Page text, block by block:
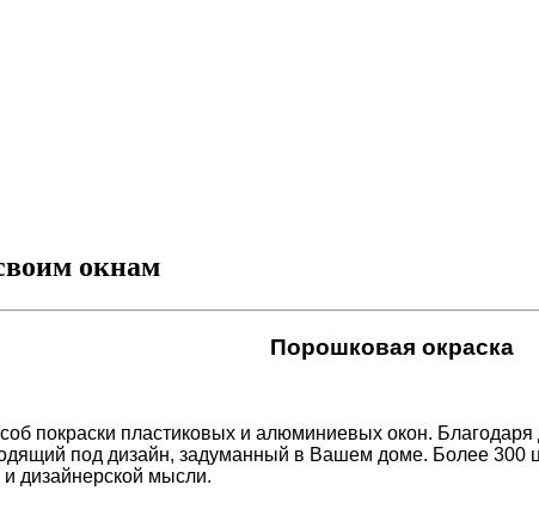
окнам
Порошковая окраска
покраски пластиковых и алюминиевых окон.
под дизайн, задуманный в Вашем доме. Более 300
дизайнерской мысли.